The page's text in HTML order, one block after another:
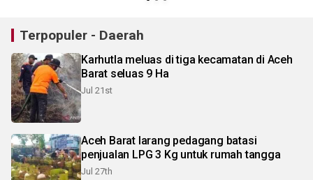
Terpopuler - Daerah
Karhutla meluas di tiga kecamatan di Aceh
Barat seluas 9 Ha
Jul 21st
Aceh Barat larang pedagang batasi
penjualan LPG 3 Kg untuk rumah tangga
Jul 27th